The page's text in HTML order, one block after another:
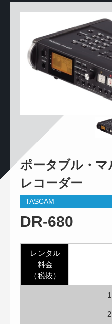
ポータブル・マ
レコーダー
TASCAM
DR-680
レンタル
料金
（税抜）